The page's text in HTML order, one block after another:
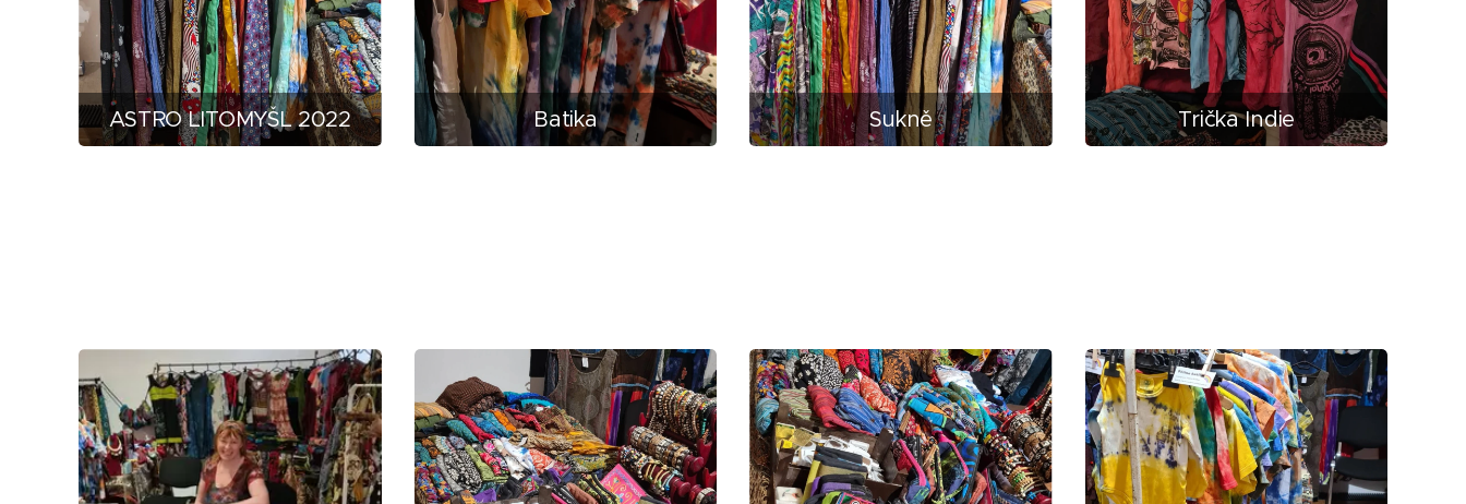
ASTRO LITOMYŠL 2022 Batika Sukně Trička Indie